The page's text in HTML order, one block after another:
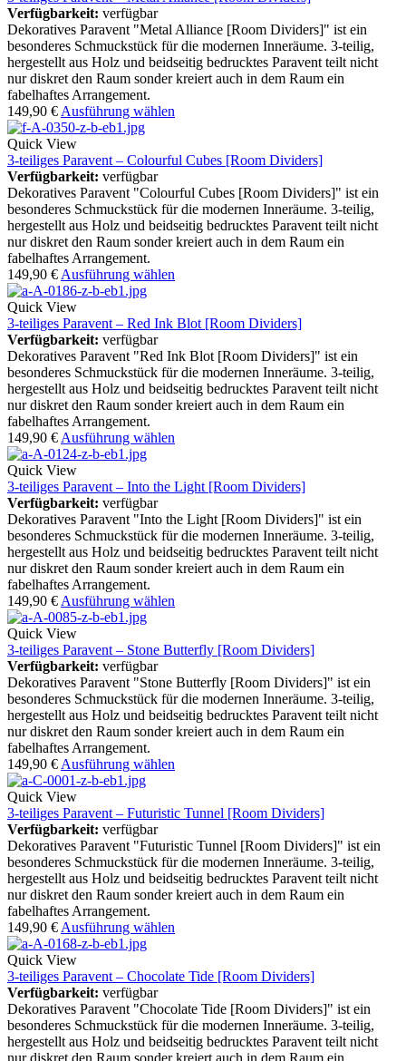
Verfügbarkeit: verfügbar
Dekoratives Paravent "Metal Alliance [Room Dividers]" ist ein
besonderes Schmuckstück für die modernen Inneräume. 3-teilig,
hergestellt aus Holz und beidseitig bedrucktes Paravent teilt nicht
nur diskret den Raum sonder kreiert auch in dem Raum ein
fabelhaftes Arrangement.
149,90 € Ausführung wählen
Quick View
3-teiliges Paravent – Colourful Cubes [Room Dividers]
Verfügbarkeit: verfügbar
Dekoratives Paravent "Colourful Cubes [Room Dividers]" ist ein
besonderes Schmuckstück für die modernen Inneräume. 3-teilig,
hergestellt aus Holz und beidseitig bedrucktes Paravent teilt nicht
nur diskret den Raum sonder kreiert auch in dem Raum ein
fabelhaftes Arrangement.
149,90 € Ausführung wählen
Quick View
3-teiliges Paravent – Red Ink Blot [Room Dividers]
Verfügbarkeit: verfügbar
Dekoratives Paravent "Red Ink Blot [Room Dividers]" ist ein
besonderes Schmuckstück für die modernen Inneräume. 3-teilig,
hergestellt aus Holz und beidseitig bedrucktes Paravent teilt nicht
nur diskret den Raum sonder kreiert auch in dem Raum ein
fabelhaftes Arrangement.
149,90 € Ausführung wählen
Quick View
3-teiliges Paravent – Into the Light [Room Dividers]
Verfügbarkeit: verfügbar
Dekoratives Paravent "Into the Light [Room Dividers]" ist ein
besonderes Schmuckstück für die modernen Inneräume. 3-teilig,
hergestellt aus Holz und beidseitig bedrucktes Paravent teilt nicht
nur diskret den Raum sonder kreiert auch in dem Raum ein
fabelhaftes Arrangement.
149,90 € Ausführung wählen
Quick View
3-teiliges Paravent – Stone Butterfly [Room Dividers]
Verfügbarkeit: verfügbar
Dekoratives Paravent "Stone Butterfly [Room Dividers]" ist ein
besonderes Schmuckstück für die modernen Inneräume. 3-teilig,
hergestellt aus Holz und beidseitig bedrucktes Paravent teilt nicht
nur diskret den Raum sonder kreiert auch in dem Raum ein
fabelhaftes Arrangement.
149,90 € Ausführung wählen
Quick View
3-teiliges Paravent – Futuristic Tunnel [Room Dividers]
Verfügbarkeit: verfügbar
Dekoratives Paravent "Futuristic Tunnel [Room Dividers]" ist ein
besonderes Schmuckstück für die modernen Inneräume. 3-teilig,
hergestellt aus Holz und beidseitig bedrucktes Paravent teilt nicht
nur diskret den Raum sonder kreiert auch in dem Raum ein
fabelhaftes Arrangement.
149,90 € Ausführung wählen
Quick View
3-teiliges Paravent – Chocolate Tide [Room Dividers]
Verfügbarkeit: verfügbar
Dekoratives Paravent "Chocolate Tide [Room Dividers]" ist ein
besonderes Schmuckstück für die modernen Inneräume. 3-teilig,
hergestellt aus Holz und beidseitig bedrucktes Paravent teilt nicht